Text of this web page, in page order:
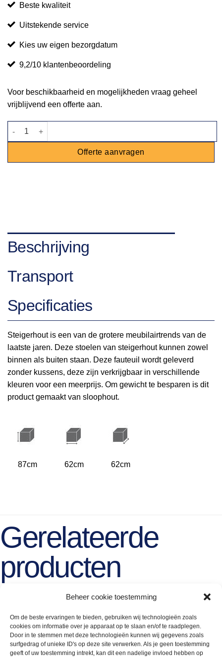
Beheer cookie toestemming
Om de beste ervaringen te bieden, gebruiken wij technologieën zoals
cookies om informatie over je apparaat op te slaan en/of te raadplegen.
Door in te stemmen met deze technologieën kunnen wij gegevens zoals
surfgedrag of unieke ID's op deze site verwerken. Als je geen toestemming
geeft of uw toestemming intrekt, kan dit een nadelige invloed hebben op
Beste kwaliteit
Uitstekende service
Kies uw eigen bezorgdatum
9,2/10 klantenbeoordeling
Voor beschikbaarheid en mogelijkheden vraag geheel
vrijblijvend een offerte aan.
Fauteuil steigerhout aantal
Offerte aanvragen
Beschrijving
Transport
Specificaties
Steigerhout is een van de grotere meubilairtrends van de
laatste jaren. Deze stoelen van steigerhout kunnen zowel
binnen als buiten staan. Deze fauteuil wordt geleverd
zonder kussens, deze zijn verkrijgbaar in verschillende
kleuren voor een meerprijs. Om gewicht te besparen is dit
product gemaakt van sloophout.
87cm 62cm 62cm
Gerelateerde
producten